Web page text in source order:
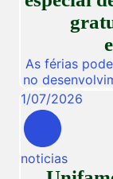
As férias
no
novas
Pensando
de 27 a 31
workshops
1/07/2026
noticias